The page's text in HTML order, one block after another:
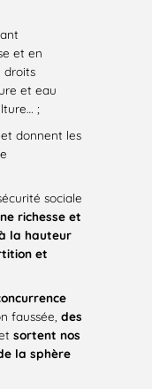
et en
droits
et eau
;
et donnent les
sociale
richesse et
la hauteur
et
faussée, des
sortent nos
la sphère